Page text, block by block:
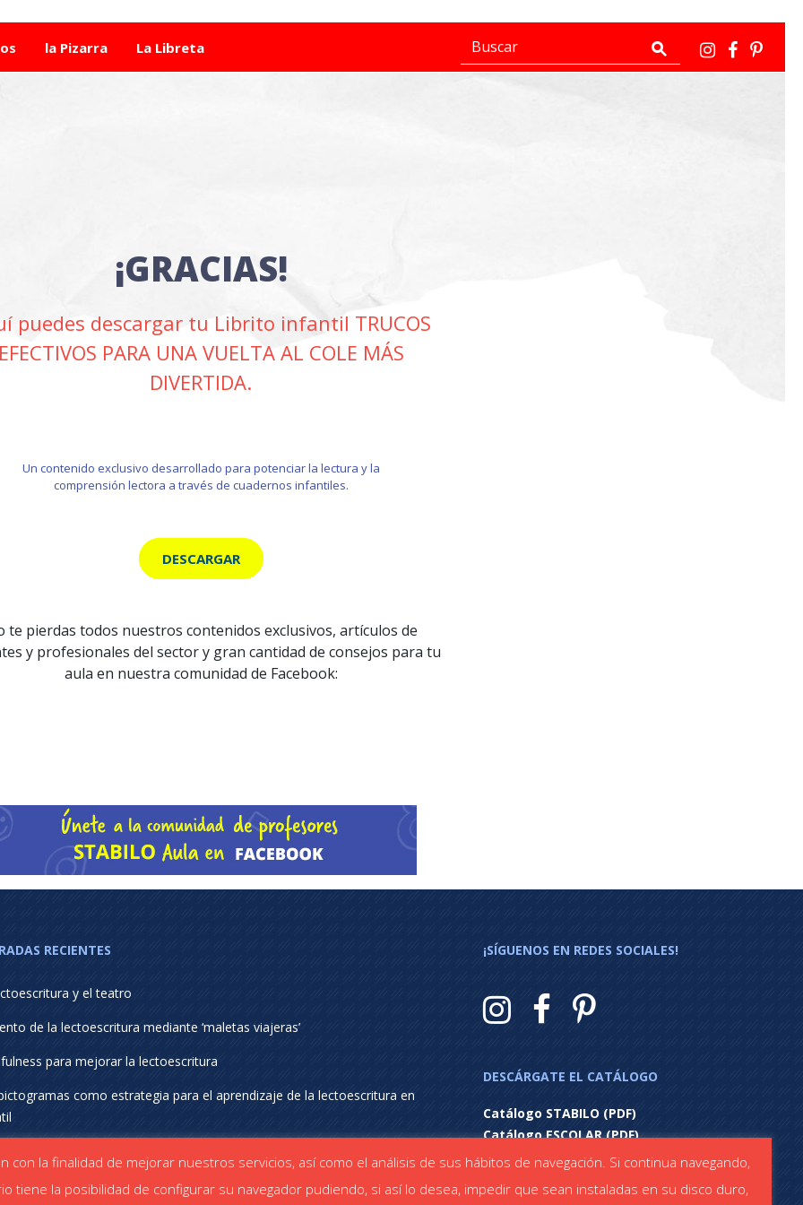
la Pizarra La Libreta
¡GRACIAS!
puedes descargar tu Librito infantil TRUCOS
EFECTIVOS PARA UNA VUELTA AL COLE MÁS
DIVERTIDA.
Un contenido exclusivo desarrollado para potenciar la lectura y la
comprensión lectora a través de cuadernos infantiles.
DESCARGAR
te pierdas todos nuestros contenidos exclusivos, artículos de
y profesionales del sector y gran cantidad de consejos para tu
aula en nuestra comunidad de Facebook:
RECIENTES
y el teatro
de la lectoescritura mediante ‘maletas viajeras’
para mejorar la lectoescritura
como estrategia para el aprendizaje de la lectoescritura en
¡SÍGUENOS EN REDES SOCIALES!
DESCÁRGATE EL CATÁLOGO
Catálogo STABILO (PDF)
Catálogo ESCOLAR (PDF)
la finalidad de mejorar nuestros servicios, así como el análisis de sus hábitos de navegación. Si continua navegando,
tiene la posibilidad de configurar su navegador pudiendo, si así lo desea, impedir que sean instaladas en su disco duro,